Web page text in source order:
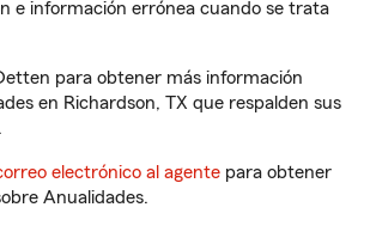
e información errónea cuando se trata
para obtener más información
en Richardson, TX que respalden sus
electrónico al agente para obtener
Anualidades.